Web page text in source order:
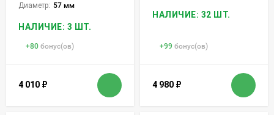
Диаметр: 57 мм
НАЛИЧИЕ: 3 ШТ.
+80 бонус(ов)
4 010 ₽
НАЛИЧИЕ: 32 ШТ.
+99 бонус(ов)
4 980 ₽